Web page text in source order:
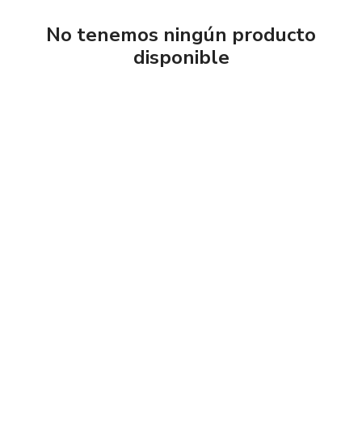
No tenemos ningún producto
disponible